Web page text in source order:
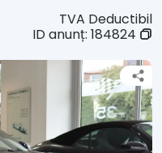
TVA Deductibil
ID anunț: 184824